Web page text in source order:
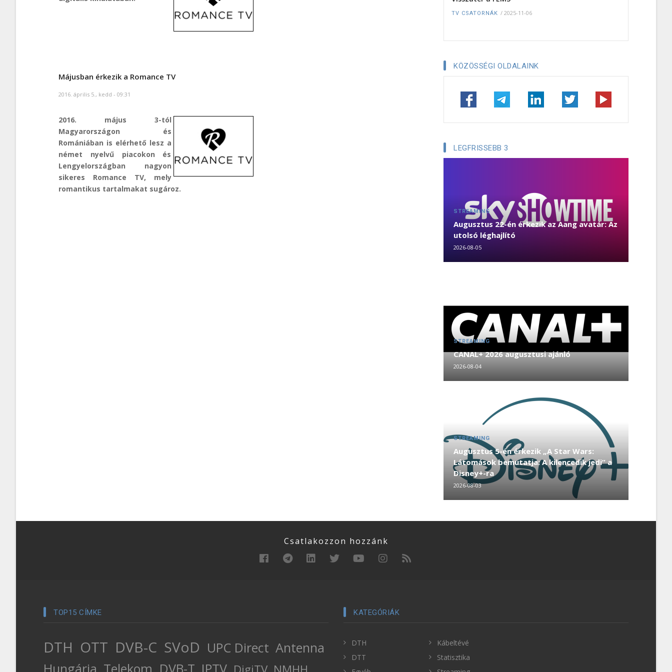
Májusban érkezik a Romance TV
2016. április 5., kedd - 09:31
2016. május 3-tól
Magyarországon és
Romániában is elérhető lesz a
német nyelvű piacokon és
Lengyelországban nagyon
sikeres Romance TV, mely
romantikus tartalmakat sugároz.
TV CSATORNÁK / 2025-11-06
KÖZÖSSÉGI OLDALAINK
LEGFRISSEBB 3
STREAMING
Augusztus 22-én érkezik az Aang avatár: Az
utolsó léghajlító
2026-08-05
STREAMING
CANAL+ 2026 augusztusi ajánló
2026-08-04
STREAMING
Augusztus 5-én érkezik „A Star Wars:
Látomások bemutatja: A kilencedik jedi” a
Disney+-ra
2026-08-03
Csatlakozzon hozzánk
TOP15 CÍMKE
DTH OTT DVB-C SVoD UPC Direct Antenna
KATEGÓRIÁK
DTH
DTT
Kábeltévé
Statisztika